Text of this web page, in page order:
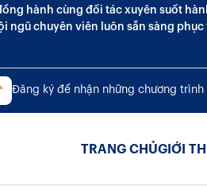
hành cùng đối tác xuyên suốt
ngũ chuyên viên luôn sẵn sàng phục
Đăng ký để nhận những chương trình
TRANG CHỦGIỚI